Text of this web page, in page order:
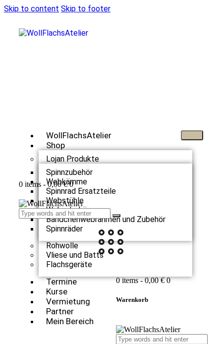
Skip to content Skip to footer
WollFlachsAtelier
Shop
Lojan Produkte
Spinnzubehör
Webkämme
Spinnrad Ersatzteile
Webstühle
Webzubehör
Bändchenwebrahmen und Zubehör
Spinnräder
Rohwolle
Vliese und Batts
Flachsgeräte
Termine
Kurse
Vermietung
Partner
Mein Bereich
0 items - 0,00 € 0
0 items-0,00 € 0
Warenkorb